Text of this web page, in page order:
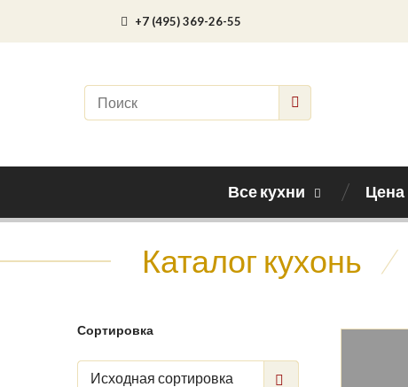
+7 (495) 369-26-55
Все кухни Цена
Каталог кухонь /
Сортировка
Исходная сортировка